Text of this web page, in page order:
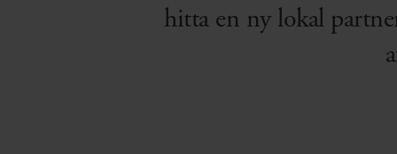
hitta en ny lokal